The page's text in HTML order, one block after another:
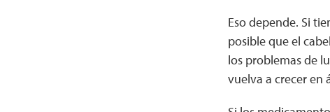
Eso depende. Si
posible que el
los problemas de
vuelva a crecer en